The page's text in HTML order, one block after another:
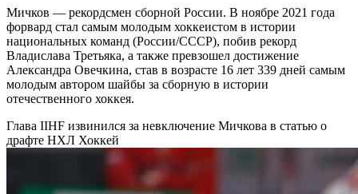
Мичков — рекордсмен сборной России. В ноябре 2021 года
форвард стал самым молодым хоккеистом в истории
национальных команд (России/СССР), побив рекорд
Владислава Третьяка, а также превзошел достижение
Александра Овечкина, став в возрасте 16 лет 339 дней самым
молодым автором шайбы за сборную в истории
отечественного хоккея.
Глава IIHF извинился за невключение Мичкова в статью о
драфте НХЛ Хоккей